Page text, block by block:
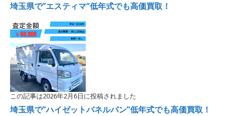
埼玉県で”エスティマ”低年式でも高価買取！
この記事は2026年2月6日に投稿されました
埼玉県で”ハイゼットバネルバン”低年式でも高価買取！